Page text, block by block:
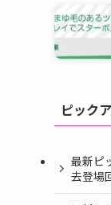
ピック
最新ピ
去登場